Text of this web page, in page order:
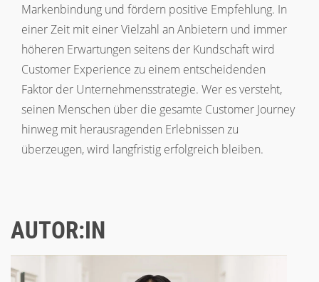
Markenbindung und fördern positive Empfehlung. In
einer Zeit mit einer Vielzahl an Anbietern und immer
höheren Erwartungen seitens der Kundschaft wird
Customer Experience zu einem entscheidenden
Faktor der Unternehmensstrategie. Wer es versteht,
seinen Menschen über die gesamte Customer Journey
hinweg mit herausragenden Erlebnissen zu
überzeugen, wird langfristig erfolgreich bleiben.
AUTOR:IN